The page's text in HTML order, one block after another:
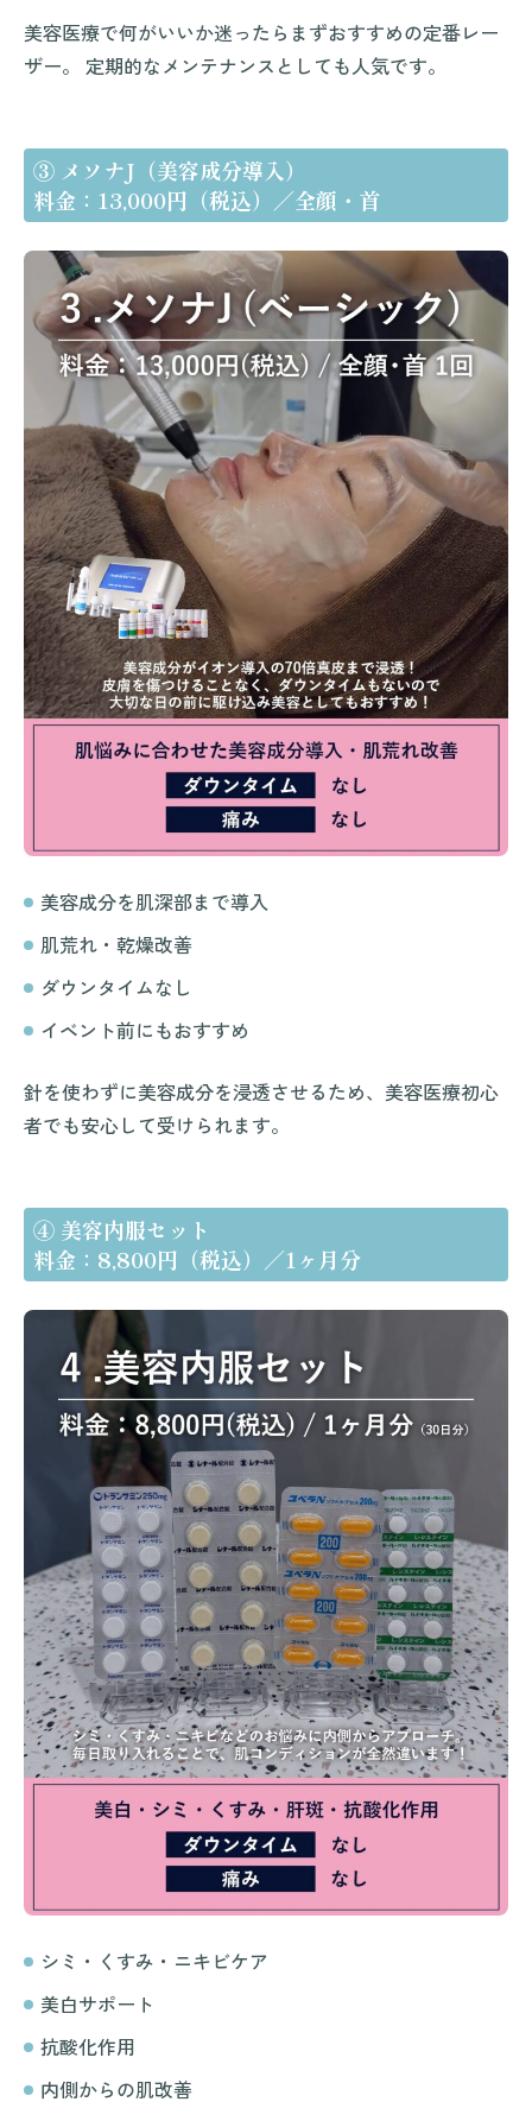
美容医療で何がいいか迷ったらまずおすすめの定番レー
ザー。 定期的なメンテナンスとしても人気です。
③ メソナJ（美容成分導入）
料金：13,000円（税込）／全顔・首
美容成分を肌深部まで導入
肌荒れ・乾燥改善
ダウンタイムなし
イベント前にもおすすめ
針を使わずに美容成分を浸透させるため、美容医療初心
者でも安心して受けられます。
④ 美容内服セット
料金：8,800円（税込）／1ヶ月分
シミ・くすみ・ニキビケア
美白サポート
抗酸化作用
内側からの肌改善